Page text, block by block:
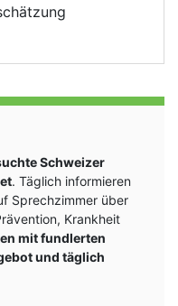
Schweizer
. Täglich informieren
Sprechzimmer über
Krankheit
mit fundlerten
und täglich